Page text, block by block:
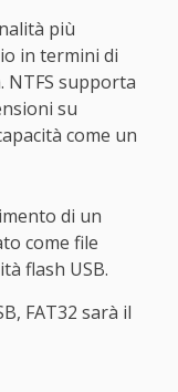
più
in termini di
NTFS supporta
su
come un
di un
come file
flash USB.
FAT32 sarà il